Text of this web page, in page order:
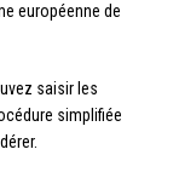
européenne de
saisir les
simplifiée